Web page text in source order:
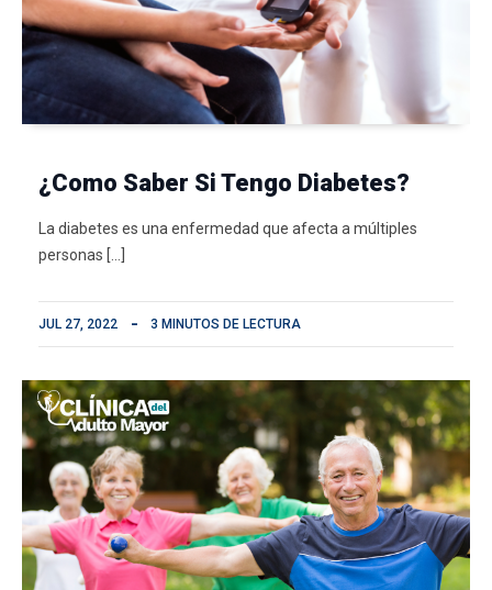
¿Como Saber Si Tengo Diabetes?
La diabetes es una enfermedad que afecta a múltiples
personas […]
JUL 27, 2022 3 MINUTOS DE LECTURA